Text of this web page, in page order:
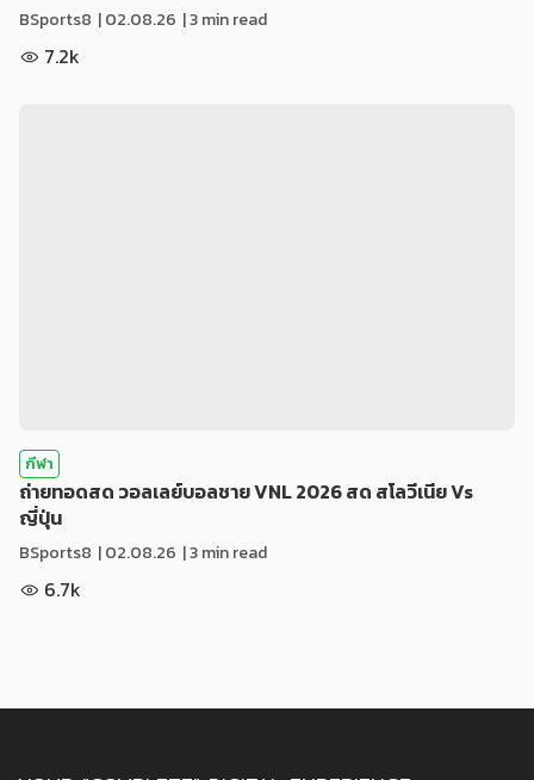
BSports8 |02.08.26 | 3 min read
7.2k
กีฬา
ถ่ายทอดสด วอลเลย์บอลชาย VNL 2026 สด สโลวีเนีย Vs
ญี่ปุ่น
BSports8 |02.08.26 | 3 min read
6.7k